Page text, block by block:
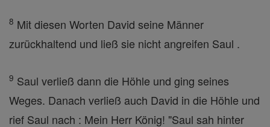
8 Mit diesen Worten David seine Männer
zurückhaltend und ließ sie nicht angreifen Saul .
9 Saul verließ dann die Höhle und ging seines
Weges. Danach verließ auch David in die Höhle und
rief Saul nach : Mein Herr König! "Saul sah hinter